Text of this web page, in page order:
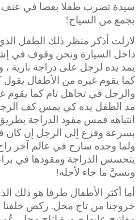
سيدة تضرب طفلا بعصا في عنف
بجمع من السياح!
لازلت أذكر منظر ذلك الطفل
داخل السيارة ونحن وقوف في
يمد يده لرجل على دراجة نارية
كما يقوم غيره من الأطفال يقول
والرجل في تجاهل تام كما يقوم
مد الطفل يده كي يمس كف
انتباهه فمس مقود الدراجة
بسرعة وفزع إلى الرجل إن كان
ولما وجده سارح في عالم آخر
يتحسس الدراجة ومقودها في
ونسيَّ ما جاء لأجله!
أما أكثر الأطفال طرفا هو ذلك
خروجنا من تاج محل. ركض خلفنا